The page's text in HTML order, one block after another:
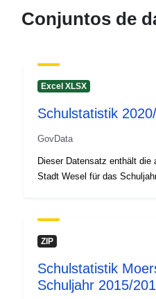
Puntos de
contacto:
Registro del
Identificadores:
uriRef:
Conjuntos de
Excel XLSX
Schulstatistik
GovData
Dieser Datensatz enthält
Stadt Wesel für das
ZIP
Schulstatistik
Schuljahr 2015/